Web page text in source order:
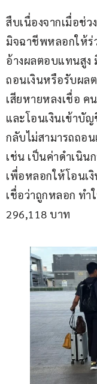
สืบเนื่องจากเมื่อช่ว
มิจฉาชีพหลอกให้ร่
อ้างผลตอบแทนสูง
ถอนเงินหรือรับผล
เสียหายหลงเชื่อ
และโอนเงินเข้าบั
กลับไม่สามารถถอน
เช่น เป็นค่าดำเนิ
เพื่อหลอกให้โอนเ
เชื่อว่าถูกหลอก ทำ
296,118 บาท